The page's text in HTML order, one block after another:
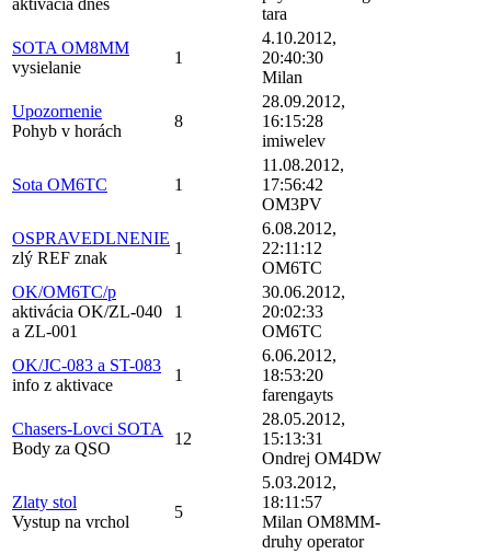
tara
SOTA OM8MM
vysielanie
1
4.10.2012,
20:40:30
Milan
Upozornenie
Pohyb v horách
8
28.09.2012,
16:15:28
imiwelev
Sota OM6TC 1
11.08.2012,
17:56:42
OM3PV
OSPRAVEDLNENIE
zlý REF znak
1
6.08.2012,
22:11:12
OM6TC
OK/OM6TC/p
aktivácia OK/ZL-040
a ZL-001
1
30.06.2012,
20:02:33
OM6TC
OK/JC-083 a ST-083
info z aktivace
1
6.06.2012,
18:53:20
farengayts
Chasers-Lovci SOTA
Body za QSO
12
28.05.2012,
15:13:31
Ondrej OM4DW
Zlaty stol
Vystup na vrchol
5
5.03.2012,
18:11:57
Milan OM8MM-
druhy operator